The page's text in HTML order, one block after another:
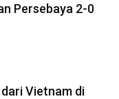
Persebaya 2-0
Vietnam di